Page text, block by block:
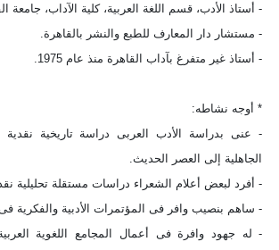
- أستاذ الأدب، قسم اللغة العربية، كلية الآداب، جامعة
- مستشار دار المعارف للطبع والنشر بالقاهرة.
- أستاذ غير متفرغ بآداب القاهرة منذ عام 1975.
* أوجه نشاطه:
- عنى بدراسة الأدب العربى دراسة تاريخية
الجاهلية إلى العصر الحديث.
- أفرد لبعض أعلام الشعراء دراسات مستقلة تحليلية
- ساهم بنصيب وافر فى المؤتمرات الأدبية والفكرية
- له جهود وافرة فى أعمال المجامع اللغوية